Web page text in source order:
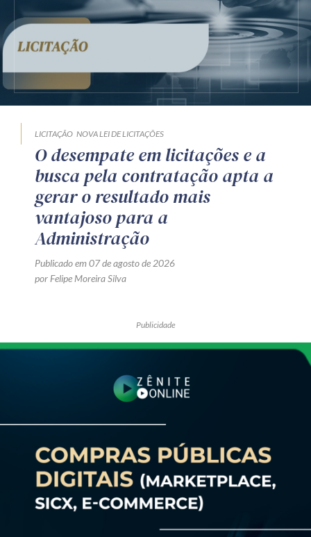
LICITAÇÃO NOVA LEI DE LICITAÇÕES
O desempate em licitações e a
busca pela contratação apta a
gerar o resultado mais
vantajoso para a
Administração
Publicado em 07 de agosto de 2026
por Felipe Moreira Silva
Publicidade